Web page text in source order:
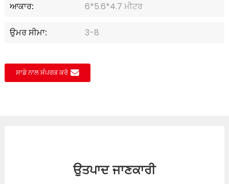
ਆਕਾਰ: 6*5.6*4.7 ਮੀਟਰ
ਉਮਰ ਸੀਮਾ: 3-8
ਸਾਡੇ ਨਾਲ ਸੰਪਰਕ ਕਰੋ
ਉਤਪਾਦ ਜਾਣਕਾਰੀ